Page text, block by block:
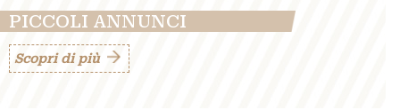
PICCOLI ANNUNCI
Scopri di più